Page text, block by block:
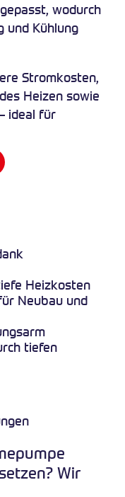
wodurch
und Kühlung
Stromkosten,
Heizen sowie
ideal für
Heizkosten
Neubau und
tiefen
Wir